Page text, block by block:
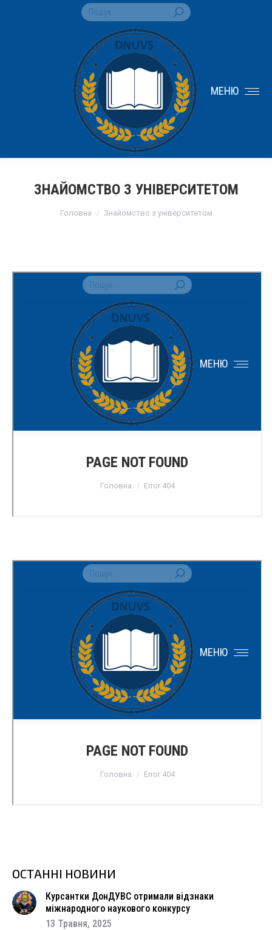
Search:
МЕНЮ
ЗНАЙОМСТВО З УНІВЕРСИТЕТОМ
Головна Знайомство з університетом
ОСТАННІ НОВИНИ
Курсантки ДонДУВС отримали відзнаки
міжнародного наукового конкурсу
13 Травня, 2025